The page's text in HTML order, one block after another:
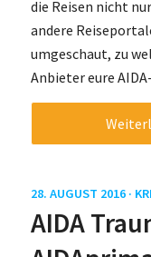
die Reisen nicht
andere
umgeschaut, zu
Anbieter eure
28. AUGUST 2016 ·
AIDA